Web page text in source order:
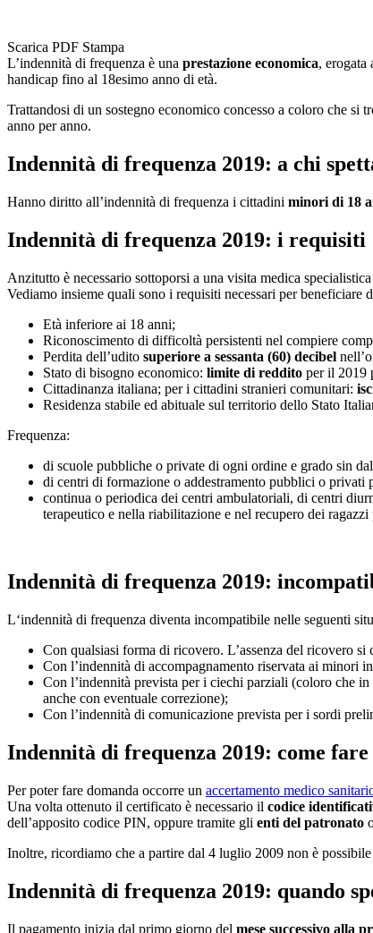
Scarica PDF Stampa
L’indennità di frequenza è una prestazione economica, erogata
handicap fino al 18esimo anno di età.
Trattandosi di un sostegno economico concesso a coloro che si
anno per anno.
Indennità di frequenza 2019: a chi
Hanno diritto all’indennità di frequenza i cittadini minori di 18
Indennità di frequenza 2019: i requisiti
Anzitutto è necessario sottoporsi a una visita medica
Vediamo insieme quali sono i requisiti necessari per beneficiare
Età inferiore ai 18 anni;
Riconoscimento di difficoltà persistenti nel compiere
Perdita dell’udito superiore a sessanta (60) decibel
Stato di bisogno economico: limite di reddito per il 2019
Cittadinanza italiana; per i cittadini stranieri comunitari:
Residenza stabile ed abituale sul territorio dello Stato
Frequenza:
di scuole pubbliche o private di ogni ordine e grado sin
di centri di formazione o addestramento pubblici o privati
continua o periodica dei centri ambulatoriali, di centri
terapeutico e nella riabilitazione e nel recupero dei
Indennità di frequenza 2019:
L‘indennità di frequenza diventa incompatibile nelle seguenti
Con qualsiasi forma di ricovero. L’assenza del ricovero
Con l’indennità di accompagnamento riservata ai
Con l’indennità prevista per i ciechi parziali (coloro che
anche con eventuale correzione);
Con l’indennità di comunicazione prevista per i sordi
Indennità di frequenza 2019: come fare
Per poter fare domanda occorre un accertamento medico
Una volta ottenuto il certificato è necessario il codice
dell’apposito codice PIN, oppure tramite gli enti del patronato
Inoltre, ricordiamo che a partire dal 4 luglio 2009 non è
Indennità di frequenza 2019: quando
Il pagamento inizia dal primo giorno del mese successivo alla